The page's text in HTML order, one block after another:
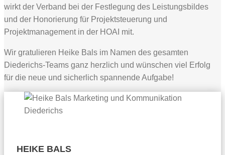
wirkt der Verband bei der Festlegung des Leistungsbildes
und der Honorierung für Projektsteuerung und
Projektmanagement in der HOAI mit.
Wir gratulieren Heike Bals im Namen des gesamten
Diederichs‑Teams ganz herzlich und wünschen viel Erfolg
für die neue und sicherlich spannende Aufgabe!
HEIKE BALS